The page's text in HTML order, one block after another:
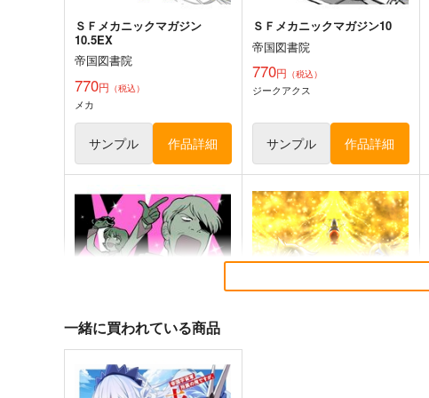
ＳＦメカニックマガジン
10.5EX
帝国図書院
770円 （税込）
メカ
サンプル 作品詳細
ＳＦメカニックマガジン10
帝国図書院
770円 （税込）
ジークアクス
サンプル 作品詳細
一緒に買われている商品